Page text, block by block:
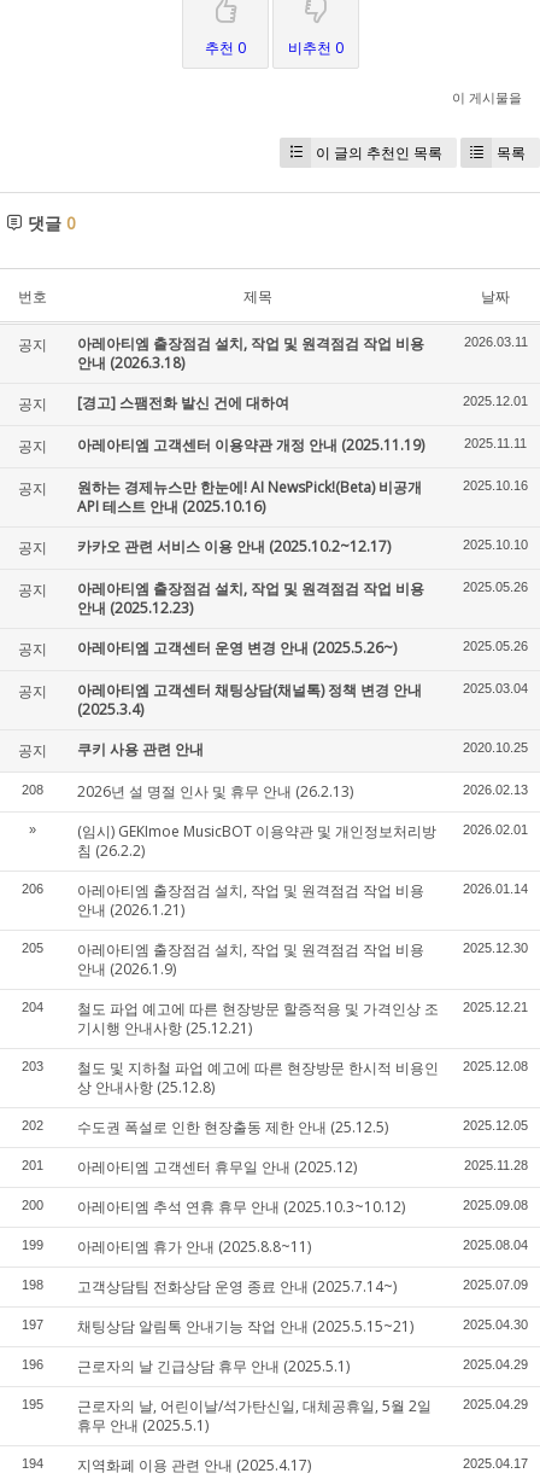
추천 0 비추천 0
이 게시물을
이 글의 추천인 목록 목록
댓글 0
번호 제목 날짜
공지
아레아티엠 출장점검 설치, 작업 및 원격점검 작업 비용
안내 (2026.3.18)
2026.03.11
공지 [경고] 스팸전화 발신 건에 대하여 2025.12.01
공지 아레아티엠 고객센터 이용약관 개정 안내 (2025.11.19) 2025.11.11
공지
원하는 경제뉴스만 한눈에! AI NewsPick!(Beta) 비공개
API 테스트 안내 (2025.10.16)
2025.10.16
공지 카카오 관련 서비스 이용 안내 (2025.10.2~12.17) 2025.10.10
공지
아레아티엠 출장점검 설치, 작업 및 원격점검 작업 비용
안내 (2025.12.23)
2025.05.26
공지 아레아티엠 고객센터 운영 변경 안내 (2025.5.26~) 2025.05.26
공지
아레아티엠 고객센터 채팅상담(채널톡) 정책 변경 안내
(2025.3.4)
2025.03.04
공지 쿠키 사용 관련 안내 2020.10.25
208 2026년 설 명절 인사 및 휴무 안내 (26.2.13) 2026.02.13
»
(임시) GEKImoe MusicBOT 이용약관 및 개인정보처리방
침 (26.2.2)
2026.02.01
206
아레아티엠 출장점검 설치, 작업 및 원격점검 작업 비용
안내 (2026.1.21)
2026.01.14
205
아레아티엠 출장점검 설치, 작업 및 원격점검 작업 비용
안내 (2026.1.9)
2025.12.30
204
철도 파업 예고에 따른 현장방문 할증적용 및 가격인상 조
기시행 안내사항 (25.12.21)
2025.12.21
203
철도 및 지하철 파업 예고에 따른 현장방문 한시적 비용인
상 안내사항 (25.12.8)
2025.12.08
202 수도권 폭설로 인한 현장출동 제한 안내 (25.12.5) 2025.12.05
201 아레아티엠 고객센터 휴무일 안내 (2025.12) 2025.11.28
200 아레아티엠 추석 연휴 휴무 안내 (2025.10.3~10.12) 2025.09.08
199 아레아티엠 휴가 안내 (2025.8.8~11) 2025.08.04
198 고객상담팀 전화상담 운영 종료 안내 (2025.7.14~) 2025.07.09
197 채팅상담 알림톡 안내기능 작업 안내 (2025.5.15~21) 2025.04.30
196 근로자의 날 긴급상담 휴무 안내 (2025.5.1) 2025.04.29
195
근로자의 날, 어린이날/석가탄신일, 대체공휴일, 5월 2일
휴무 안내 (2025.5.1)
2025.04.29
194 지역화폐 이용 관련 안내 (2025.4.17) 2025.04.17